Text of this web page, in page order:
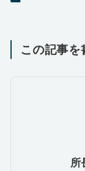
この記事を
所